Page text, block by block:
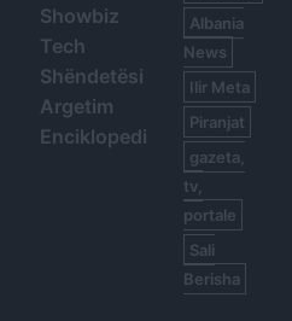
Showbiz
Tech
Shëndetësi
Argetim
Enciklopedi
Albania
News
Ilir Meta
Piranjat
gazeta,
tv,
portale
Sali
Berisha